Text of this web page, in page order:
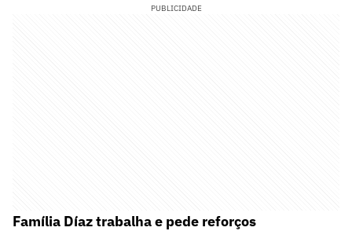
PUBLICIDADE
Família Díaz trabalha e pede reforços